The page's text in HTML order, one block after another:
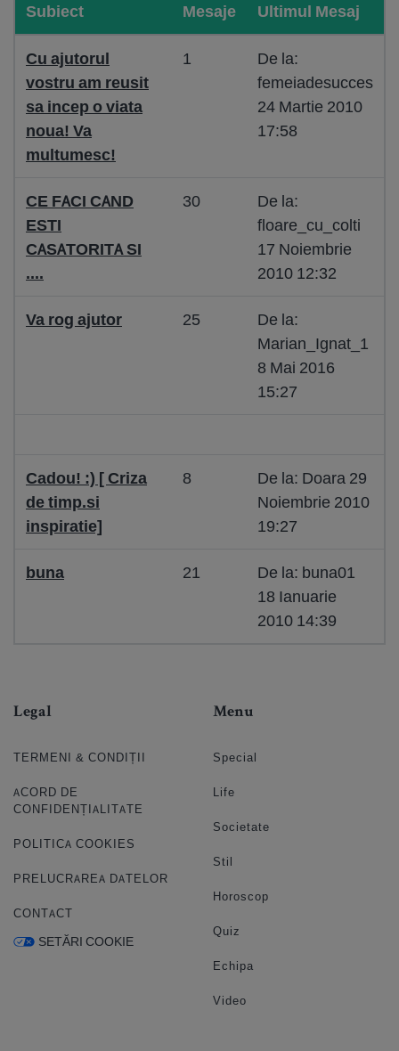
Subiect Mesaje Ultimul Mesaj
Cu ajutorul
vostru am reusit
sa incep o viata
noua! Va
multumesc!
1
De la:
femeiadesucces
24 Martie 2010
17:58
CE FACI CAND
ESTI
CASATORITA SI
....
30
De la:
floare_cu_colti
17 Noiembrie
2010 12:32
Va rog ajutor 25
De la:
Marian_Ignat_1
8 Mai 2016
15:27
Cadou! :) [ Criza
de timp.si
inspiratie]
8
De la: Doara 29
Noiembrie 2010
19:27
buna 21
De la: buna01
18 Ianuarie
2010 14:39
Legal
TERMENI & CONDIȚII
ACORD DE
CONFIDENȚIALITATE
POLITICA COOKIES
PRELUCRAREA DATELOR
CONTACT
SETĂRI COOKIE
Menu
Special
Life
Societate
Stil
Horoscop
Quiz
Echipa
Video